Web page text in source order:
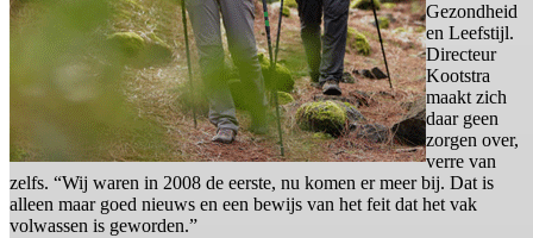
Gezondheid
en Leefstijl.
Directeur
Kootstra
maakt zich
daar geen
zorgen over,
verre van
zelfs. “Wij waren in 2008 de eerste, nu komen er meer bij. Dat is
alleen maar goed nieuws en een bewijs van het feit dat het vak
volwassen is geworden.”